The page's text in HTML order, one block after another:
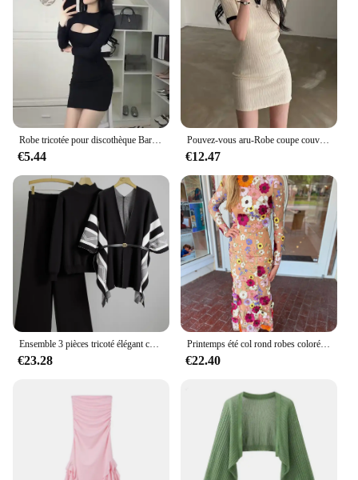
Robe tricotée pour discothèque Bar, vêtements de travail de Bar, manches longues, Slim, hanche portefeuille, moulante, coupe Vintage, Sexy, automne, corée
€5.44
Pouvez-vous aru-Robe coupe couvertes à manches courtes pour femmes, Corée du sud, Chic, Été, Vent, Réduit l'âge, Abonnés, Document, Polo, Col, Sac, Hi...
€12.47
Ensemble 3 pièces tricoté élégant coréen pour femmes, pull + Design chic, haut châle, taille haute, pantalon à jambes larges, nouvelle collection
€23.28
Printemps été col rond robes colorées 3D fleur broderie maille coupe ajustée Wrap hanche queue de poisson longue dame robe dentelle femme jupe
€22.40